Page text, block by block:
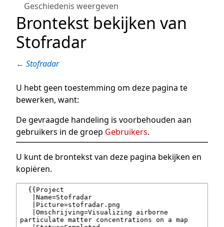
Geschiedenis weergeven
Brontekst bekijken van
Stofradar
← Stofradar
U hebt geen toestemming om deze pagina te
bewerken, want:
De gevraagde handeling is voorbehouden aan
gebruikers in de groep Gebruikers.
U kunt de brontekst van deze pagina bekijken en
kopiëren.